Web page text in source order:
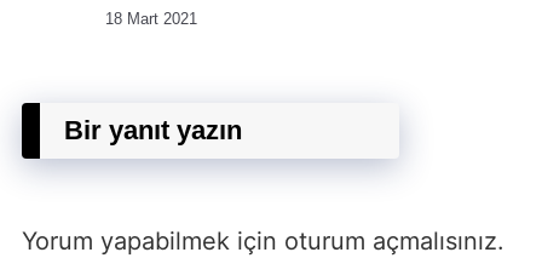
18 Mart 2021
Bir yanıt yazın
Yorum yapabilmek için oturum açmalısınız.